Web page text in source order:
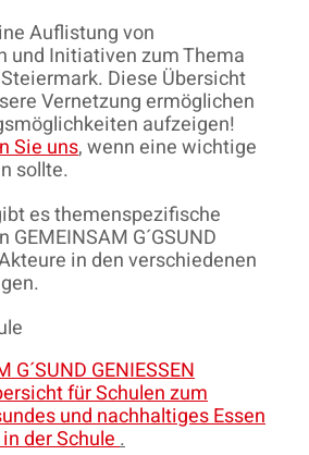
Auflistung von
und Initiativen zum Thema
Diese Übersicht
Vernetzung ermöglichen
aufzeigen!
Sie uns, wenn eine wichtige
sollte.
es themenspezifische
G´GSUND
in den verschiedenen
G´SUND GENIESSEN
für Schulen zum
und nachhaltiges Essen
der Schule.